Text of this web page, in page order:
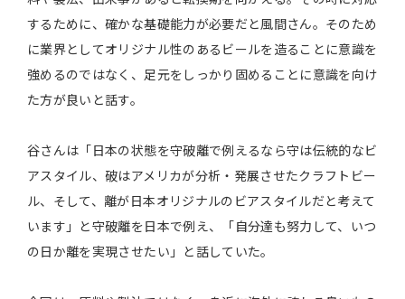
するために、確かな基礎能力が必要だと風間さん。そのため
に業界としてオリジナル性のあるビールを造ることに意識を
強めるのではなく、足元をしっかり固めることに意識を向け
た方が良いと話す。
谷さんは「日本の状態を守破離で例えるなら守は伝統的なビ
アスタイル、破はアメリカが分析・発展させたクラフトビー
ル、そして、離が日本オリジナルのビアスタイルだと考えて
います」と守破離を日本で例え、「自分達も努力して、いつ
の日か離を実現させたい」と話していた。